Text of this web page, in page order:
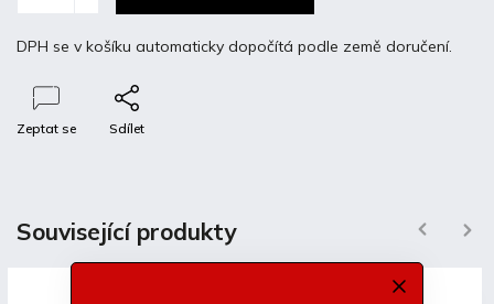
DPH se v košíku automaticky dopočítá podle země doručení.
Zeptat se Sdílet
Detailní popis produktu
Související produkty Previous Next